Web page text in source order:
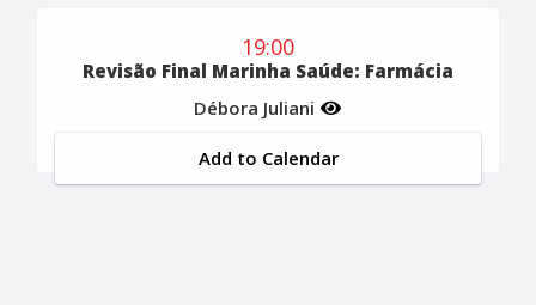
19:00
Revisão Final Marinha Saúde: Farmácia
Débora Juliani
Add to Calendar